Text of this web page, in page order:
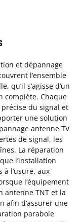
et dépannage
l’ensemble
qu’il s’agisse d’un
complète. Chaque
du signal et
une solution
antenne TV
de signal, les
La réparation
l’installation
l’usure, aux
l’équipement
antenne TNT et la
afin d’assurer une
parabole